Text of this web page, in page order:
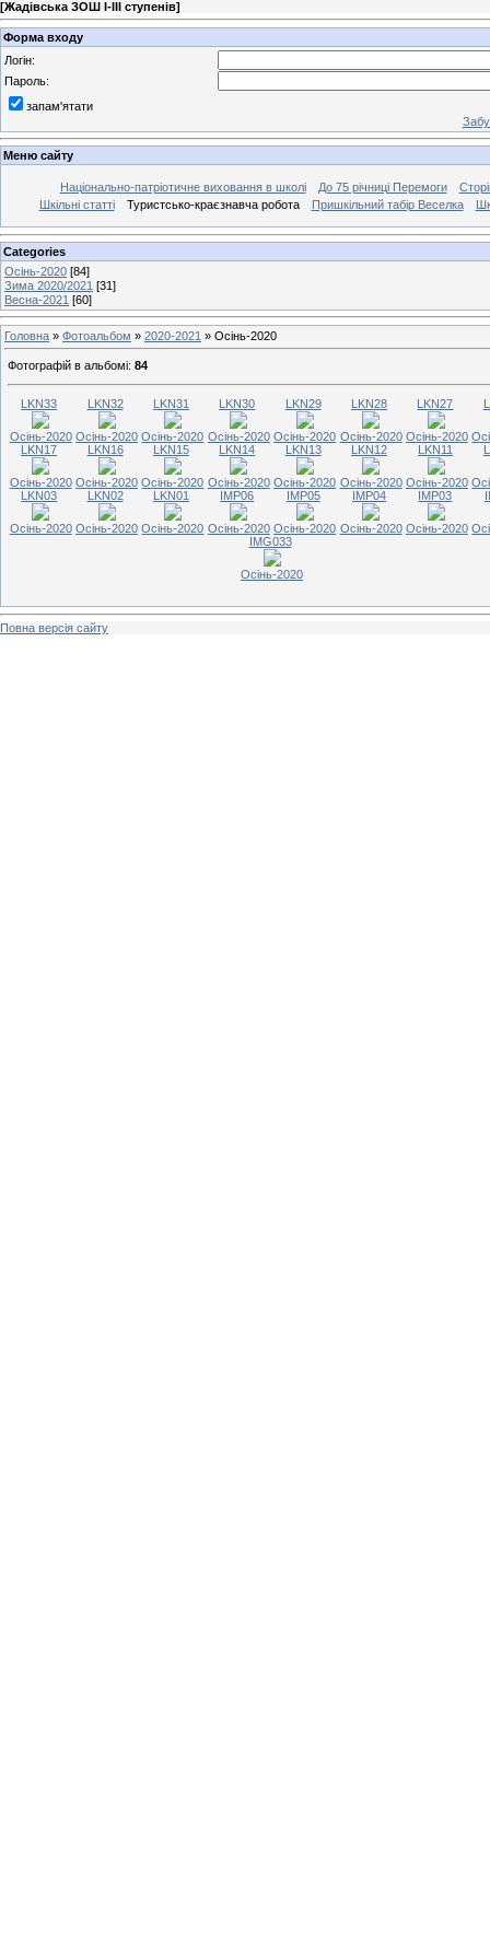
[Жадівська ЗОШ І-ІІІ ступенів]
Форма входу
Логін:
Пароль:
запам'ятати
Меню сайту
Національно-патріотичне виховання в школі До 75 річниці Перемоги
Шкільні статті
Туристсько-краєзнавча робота Пришкільний табір Веселка
Categories
Осінь-2020 [84]
Зима 2020/2021 [31]
Весна-2021 [60]
Головна » Фотоальбом » 2020-2021 » Осінь-2020
Фотографій в альбомі: 84
LKN33
Осінь-2020
LKN32
Осінь-2020
LKN31
Осінь-2020
LKN30
Осінь-2020
LKN29
Осінь-2020
LKN28
Осінь-2020
LKN27
Осінь-2020
LKN17
Осінь-2020
LKN16
Осінь-2020
LKN15
Осінь-2020
LKN14
Осінь-2020
LKN13
Осінь-2020
LKN12
Осінь-2020
LKN11
Осінь-2020
LKN03
Осінь-2020
LKN02
Осінь-2020
LKN01
Осінь-2020
IMP06
Осінь-2020
IMP05
Осінь-2020
IMP04
Осінь-2020
IMP03
Осінь-2020
IMG033
Осінь-2020
Повна версія сайту